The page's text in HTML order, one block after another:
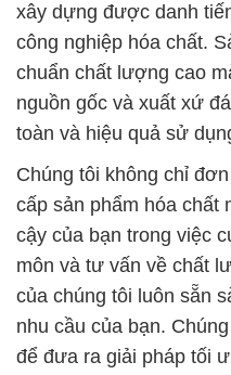
xây dựng được danh
công nghiệp hóa chất.
chuẩn chất lượng cao
nguồn gốc và xuất xứ
toàn và hiệu quả sử
Chúng tôi không chỉ
cấp sản phẩm hóa chất
cậy của bạn trong việc
môn và tư vấn về chất
của chúng tôi luôn sẵn
nhu cầu của bạn.
để đưa ra giải pháp tối